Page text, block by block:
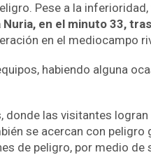
Pese a la
en el minuto 33,
en el mediocampo
habiendo alguna
las visitantes
se acercan con
de peligro, por medio